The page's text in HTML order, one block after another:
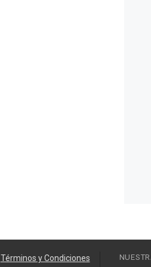
Términos y Condiciones